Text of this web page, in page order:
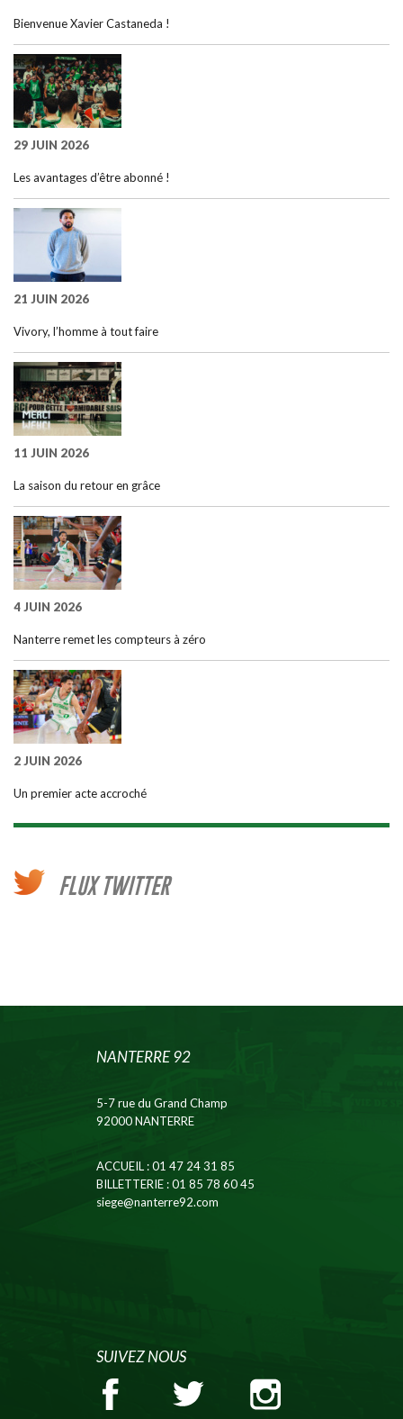
Bienvenue Xavier Castaneda !
29 JUIN 2026
Les avantages d’être abonné !
21 JUIN 2026
Vivory, l’homme à tout faire
11 JUIN 2026
La saison du retour en grâce
4 JUIN 2026
Nanterre remet les compteurs à zéro
2 JUIN 2026
Un premier acte accroché
FLUX TWITTER
NANTERRE 92
5-7 rue du Grand Champ
92000 NANTERRE
ACCUEIL: 01 47 24 31 85
BILLETTERIE: 01 85 78 60 45
siege@nanterre92.com
SUIVEZ NOUS